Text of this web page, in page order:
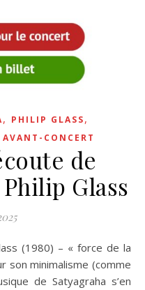
, PHILIP GLASS,
AVANT-CONCERT
de
Glass
son minimalisme (comme
de Satyagraha s’en